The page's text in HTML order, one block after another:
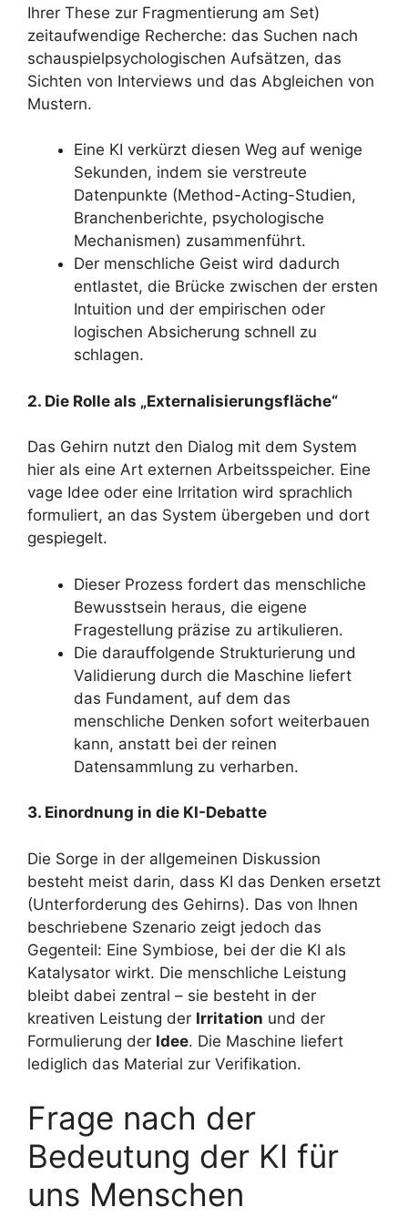
Ihrer These zur Fragmentierung am Set)
zeitaufwendige Recherche: das Suchen nach
schauspielpsychologischen Aufsätzen, das
Sichten von Interviews und das Abgleichen von
Mustern.
Eine KI verkürzt diesen Weg auf wenige
Sekunden, indem sie verstreute
Datenpunkte (Method-Acting-Studien,
Branchenberichte, psychologische
Mechanismen) zusammenführt.
Der menschliche Geist wird dadurch
entlastet, die Brücke zwischen der ersten
Intuition und der empirischen oder
logischen Absicherung schnell zu
schlagen.
2. Die Rolle als „Externalisierungsfläche“
Das Gehirn nutzt den Dialog mit dem System
hier als eine Art externen Arbeitsspeicher. Eine
vage Idee oder eine Irritation wird sprachlich
formuliert, an das System übergeben und dort
gespiegelt.
Dieser Prozess fordert das menschliche
Bewusstsein heraus, die eigene
Fragestellung präzise zu artikulieren.
Die darauffolgende Strukturierung und
Validierung durch die Maschine liefert
das Fundament, auf dem das
menschliche Denken sofort weiterbauen
kann, anstatt bei der reinen
Datensammlung zu verharben.
3. Einordnung in die KI-Debatte
Die Sorge in der allgemeinen Diskussion
besteht meist darin, dass KI das Denken ersetzt
(Unterforderung des Gehirns). Das von Ihnen
beschriebene Szenario zeigt jedoch das
Gegenteil: Eine Symbiose, bei der die KI als
Katalysator wirkt. Die menschliche Leistung
bleibt dabei zentral – sie besteht in der
kreativen Leistung der Irritation und der
Formulierung der Idee. Die Maschine liefert
lediglich das Material zur Verifikation.
Frage nach der
Bedeutung der KI für
uns Menschen